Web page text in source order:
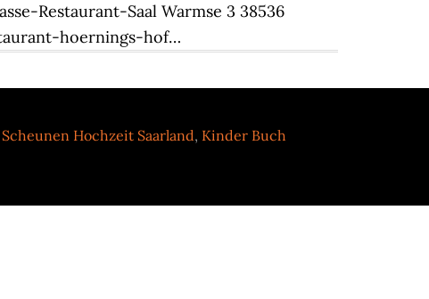
Restaurant-Saal Warmse 3 38536
hoernings-hof…
Scheunen Hochzeit Saarland, Kinder Buch